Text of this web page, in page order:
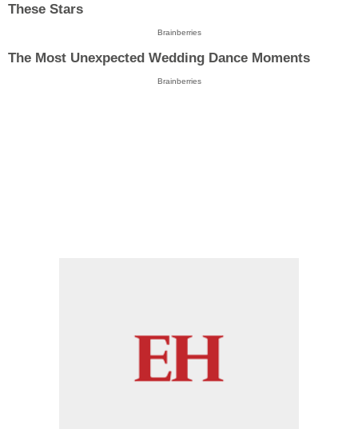
These Stars
Brainberries
The Most Unexpected Wedding Dance Moments
Brainberries